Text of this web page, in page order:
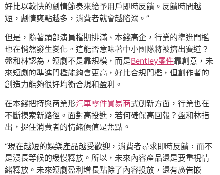
好比以較快的劇情節奏來給予用戶即時反饋。反饋時間越
短，劇情爽點越多，消費者就會越陷溺。”
但是，隨著頭部演員檔期排滿、本錢高企，行業的準進門檻
也在悄然發生變化。這能否意味著中小團隊將被擠出賽道？
盤和林認為，短劇不是靠規模，而是Bentley零件靠創意，未
來短劇的準進門檻能夠會更高，好比合規門檻，但創作者的
創造力能夠很好均衡合規和盈利。
在本錢把持與商業形汽車零件貿易商式創新方面，行業也在
不斷摸索新路徑。面對高投進，若何確保高回報？盤和林指
出，捉住消費者的情緒價值是焦點。
“現在越短的娛樂產品越受歡迎，消費者尋求即時反饋，而不
是漫長等候的緩慢釋放。所以，未來內容產品還是要重視情
緒釋放。未來短劇盈利增長點除了內容投放，還有廣告嵌